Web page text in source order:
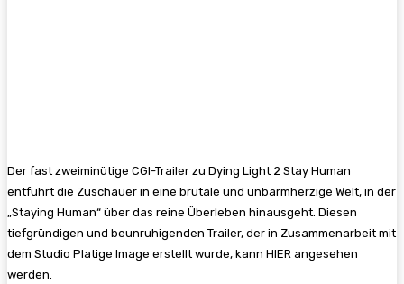
Der fast zweiminütige CGI-Trailer zu Dying Light 2 Stay Human
entführt die Zuschauer in eine brutale und unbarmherzige Welt, in der
„Staying Human“ über das reine Überleben hinausgeht. Diesen
tiefgründigen und beunruhigenden Trailer, der in Zusammenarbeit mit
dem Studio Platige Image erstellt wurde, kann HIER angesehen
werden.